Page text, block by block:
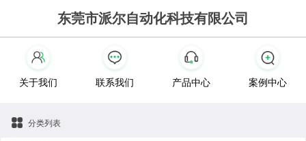
东莞市派尔自动化科技有限公司
关于我们 联系我们 产品中心 案例中心
分类列表